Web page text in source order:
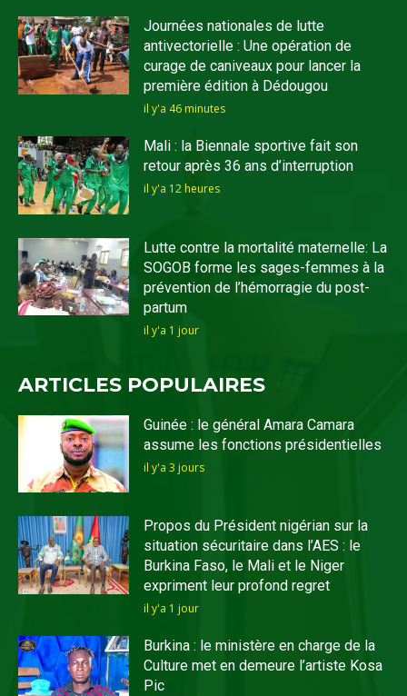
Journées nationales de lutte
antivectorielle : Une opération de
curage de caniveaux pour lancer la
première édition à Dédougou
il y'a 46 minutes
Mali : la Biennale sportive fait son
retour après 36 ans d’interruption
il y'a 12 heures
Lutte contre la mortalité maternelle: La
SOGOB forme les sages-femmes à la
prévention de l’hémorragie du post-
partum
il y'a 1 jour
ARTICLES POPULAIRES
Guinée : le général Amara Camara
assume les fonctions présidentielles
il y'a 3 jours
Propos du Président nigérian sur la
situation sécuritaire dans l’AES : le
Burkina Faso, le Mali et le Niger
expriment leur profond regret
il y'a 1 jour
Burkina : le ministère en charge de la
Culture met en demeure l’artiste Kosa
Pic